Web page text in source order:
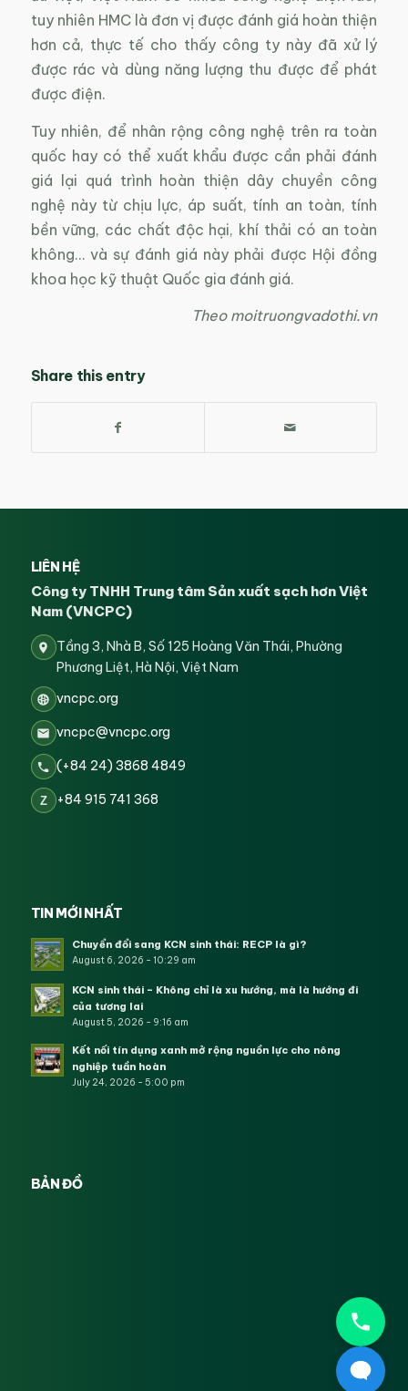
tuy nhiên HMC là đơn vị được đánh giá hoàn thiện
hơn cả, thực tế cho thấy công ty này đã xử lý
được rác và dùng năng lượng thu được để phát
được điện.
Tuy nhiên, để nhân rộng công nghệ trên ra toàn
quốc hay có thể xuất khẩu được cần phải đánh
giá lại quá trình hoàn thiện dây chuyền công
nghệ này từ chịu lực, áp suất, tính an toàn, tính
bền vững, các chất độc hại, khí thải có an toàn
không… và sự đánh giá này phải được Hội đồng
khoa học kỹ thuật Quốc gia đánh giá.
Theo moitruongvadothi.vn
Share this entry
LIÊN HỆ
Công ty TNHH Trung tâm Sản xuất sạch hơn Việt
Nam (VNCPC)
Tầng 3, Nhà B, Số 125 Hoàng Văn Thái, Phường
Phương Liệt, Hà Nội, Việt Nam
vncpc.org
vncpc@vncpc.org
(+84 24) 3868 4849
Z +84 915 741 368
TIN MỚI NHẤT
Chuyển đổi sang KCN sinh thái: RECP là gì?
August 6, 2026 - 10:29 am
KCN sinh thái – Không chỉ là xu hướng, mà là hướng đi
của tương lai
August 5, 2026 - 9:16 am
Kết nối tín dụng xanh mở rộng nguồn lực cho nông
nghiệp tuần hoàn
July 24, 2026 - 5:00 pm
BẢN ĐỒ